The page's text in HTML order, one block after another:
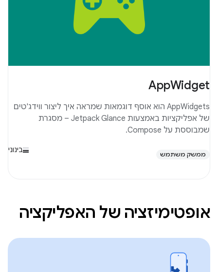
AppWidget
AppWidgets הוא אוסף דוגמאות שמראה איך ליצור ווידג'טים
של אפליקציות באמצעות Jetpack Glance – מסגרת
שמבוססת על Compose.
ממשק משתמש
בינוני
אופטימיזציה של האפליקציה